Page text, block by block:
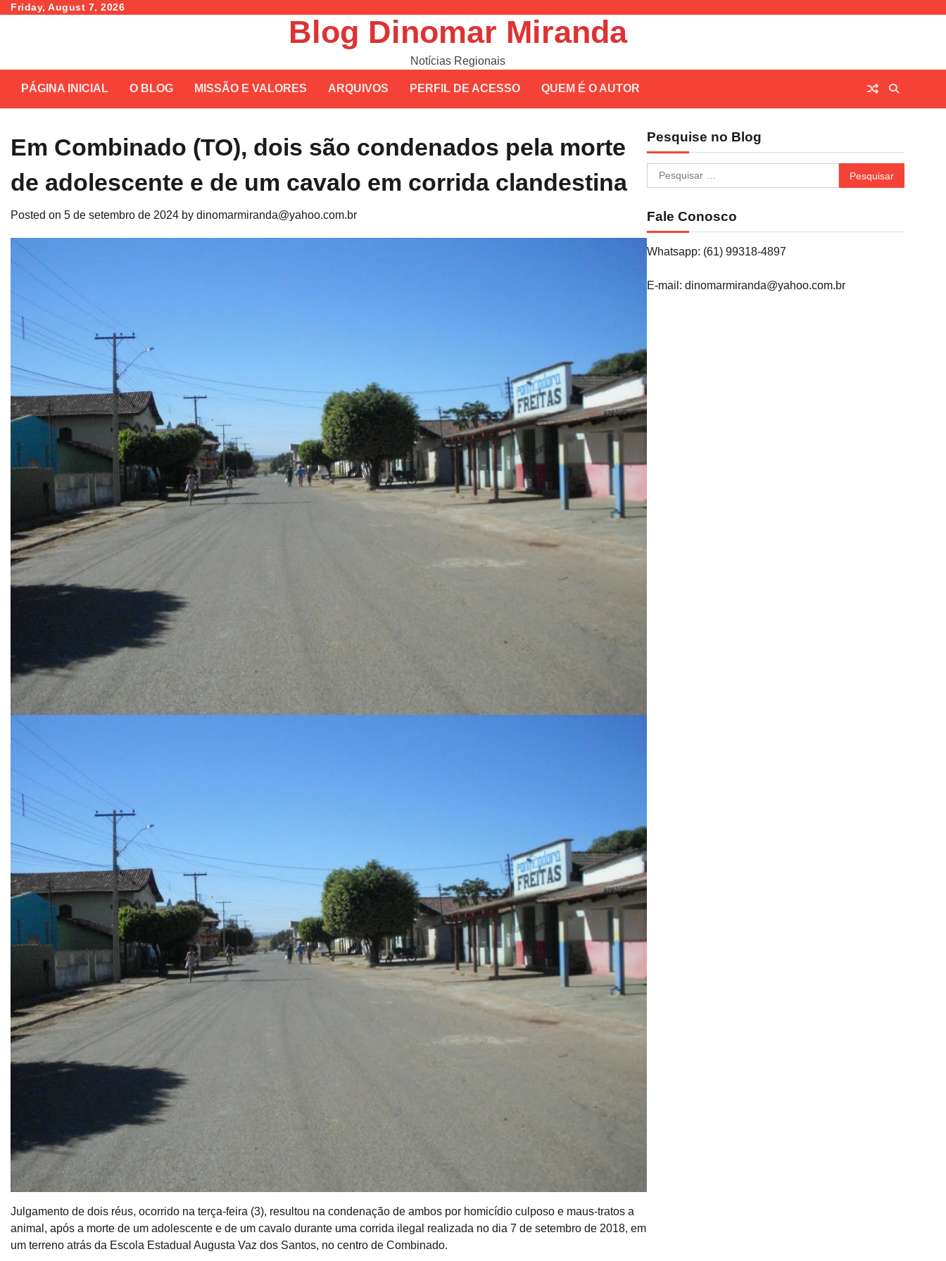
SkipFriday, August 7, 2026
Blog Dinomar Miranda
Notícias Regionais
PÁGINA INICIAL O BLOG MISSÃO E VALORES ARQUIVOS PERFIL DE ACESSO QUEM É O AUTOR
Em Combinado (TO), dois são condenados pela morte
de adolescente e de um cavalo em corrida clandestina
Posted on 5 de setembro de 2024 by dinomarmiranda@yahoo.com.br
Julgamento de dois réus, ocorrido na terça-feira (3), resultou na condenação de ambos por homicídio culposo e maus-tratos a
animal, após a morte de um adolescente e de um cavalo durante uma corrida ilegal realizada no dia 7 de setembro de 2018, em
um terreno atrás da Escola Estadual Augusta Vaz dos Santos, no centro de Combinado.
Pesquise no Blog
Pesquisar
por:
Fale Conosco
Whatsapp: (61) 99318-4897
E-mail: dinomarmiranda@yahoo.com.br